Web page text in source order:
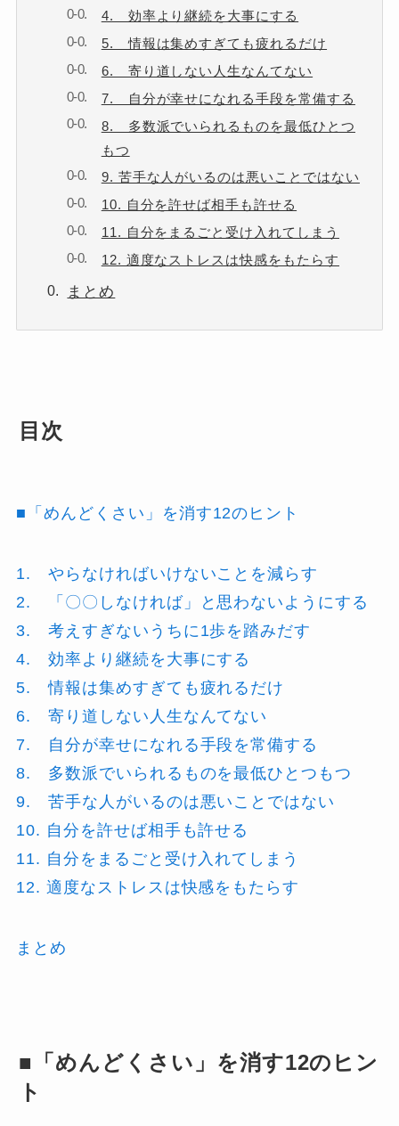
4. 効率より継続を大事にする
5. 情報は集めすぎても疲れるだけ
6. 寄り道しない人生なんてない
7. 自分が幸せになれる手段を常備する
8. 多数派でいられるものを最低ひとつ
もつ
9. 苦手な人がいるのは悪いことではない
10. 自分を許せば相手も許せる
11. 自分をまるごと受け入れてしまう
12. 適度なストレスは快感をもたらす
まとめ
目次
■「めんどくさい」を消す12のヒント
1. やらなければいけないことを減らす
2. 「〇〇しなければ」と思わないようにする
3. 考えすぎないうちに1歩を踏みだす
4. 効率より継続を大事にする
5. 情報は集めすぎても疲れるだけ
6. 寄り道しない人生なんてない
7. 自分が幸せになれる手段を常備する
8. 多数派でいられるものを最低ひとつもつ
9. 苦手な人がいるのは悪いことではない
10. 自分を許せば相手も許せる
11. 自分をまるごと受け入れてしまう
12. 適度なストレスは快感をもたらす
まとめ
■「めんどくさい」を消す12のヒン
ト